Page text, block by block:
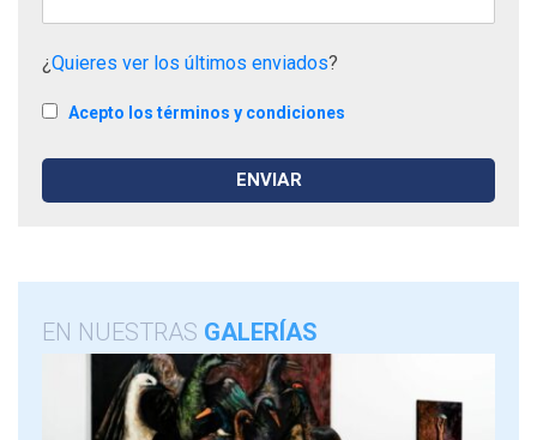
¿Quieres ver los últimos enviados?
Acepto los términos y condiciones
EN NUESTRAS GALERÍAS